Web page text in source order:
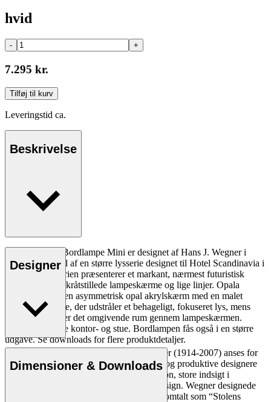
hvid
- +
7.295 kr.
Tilføj til kurv
Leveringstid ca.
Beskrivelse
HJW01 Opala Bordlampe Mini er designet af Hans J. Wegner i
1973 som en del af en større lysserie designet til Hotel Scandinavia i
København. Serien præsenterer et markant, nærmest futuristisk
udtryk med let skråtstillede lampeskærme og lige linjer. Opala
Bordlampe har en asymmetrisk opal akrylskærm med en malet
aluminiumsplade, der udstråler et behageligt, fokuseret lys, mens
den blødt oplyser det omgivende rum gennem lampeskærmen.
Velegnet til både kontor- og stue. Bordlampen fås også i en større
udgave. Se downloads for flere produktdetaljer.
Læs mere
Designer
Den danske møbeldesigner Hans J. Wegner (1914-2007) anses for
at være en af de mest kreative, innovative og produktive designere
nogensinde. Han var kendt for sin præcision, store indsigt i
håndværk og kompromisløse tilgang til design. Wegner designede
næsten 500 stole i sin levetid og blev ofte omtalt som “Stolens
Dimensioner & Downloads